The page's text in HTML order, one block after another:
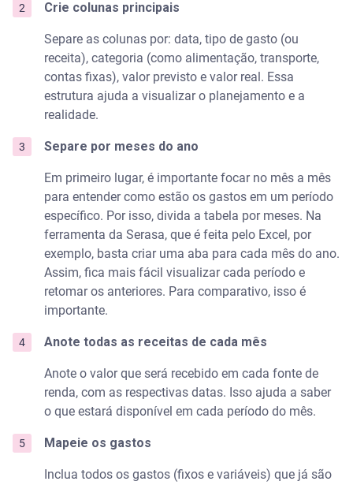
Crie colunas principais
Separe as colunas por: data, tipo de gasto (ou
receita), categoria (como alimentação, transporte,
contas fixas), valor previsto e valor real. Essa
estrutura ajuda a visualizar o planejamento e a
realidade.
Separe por meses do ano
Em primeiro lugar, é importante focar no mês a mês
para entender como estão os gastos em um período
específico. Por isso, divida a tabela por meses. Na
ferramenta da Serasa, que é feita pelo Excel, por
exemplo, basta criar uma aba para cada mês do ano.
Assim, fica mais fácil visualizar cada período e
retomar os anteriores. Para comparativo, isso é
importante.
Anote todas as receitas de cada mês
Anote o valor que será recebido em cada fonte de
renda, com as respectivas datas. Isso ajuda a saber
o que estará disponível em cada período do mês.
Mapeie os gastos
Inclua todos os gastos (fixos e variáveis) que já são